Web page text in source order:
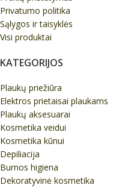
Privatumo politika
Sąlygos ir taisyklės
Visi produktai
KATEGORIJOS
Plaukų priežiūra
Elektros prietaisai plaukams
Plaukų aksesuarai
Kosmetika veidui
Kosmetika kūnui
Depiliacija
Burnos higiena
Dekoratyvinė kosmetika